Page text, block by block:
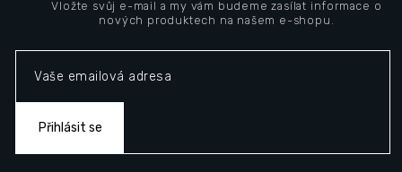
Vložte svůj e-mail a my vám budeme zasílat informace o
nových produktech na našem e-shopu.
Přihlásit se